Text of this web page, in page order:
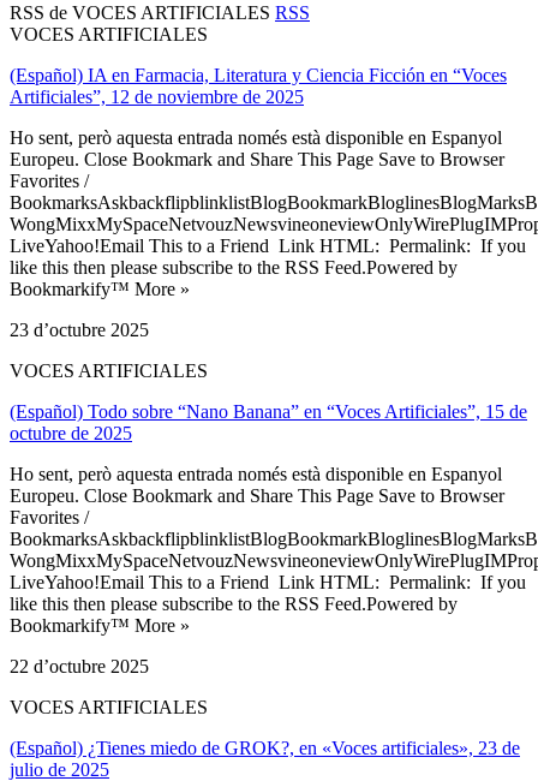
RSS de VOCES ARTIFICIALES RSS
VOCES ARTIFICIALES
(Español) IA en Farmacia, Literatura y Ciencia Ficción en “Voces
Artificiales”, 12 de noviembre de 2025
Ho sent, però aquesta entrada només està disponible en Espanyol
Europeu. Close Bookmark and Share This Page Save to Browser
Favorites /
LiveYahoo!Email This to a Friend Link HTML: Permalink: If you
like this then please subscribe to the RSS Feed.Powered by
Bookmarkify™ More »
23 d’octubre 2025
VOCES ARTIFICIALES
(Español) Todo sobre “Nano Banana” en “Voces Artificiales”, 15 de
octubre de 2025
Ho sent, però aquesta entrada només està disponible en Espanyol
Europeu. Close Bookmark and Share This Page Save to Browser
Favorites /
LiveYahoo!Email This to a Friend Link HTML: Permalink: If you
like this then please subscribe to the RSS Feed.Powered by
Bookmarkify™ More »
22 d’octubre 2025
VOCES ARTIFICIALES
(Español) ¿Tienes miedo de GROK?, en «Voces artificiales», 23 de
julio de 2025